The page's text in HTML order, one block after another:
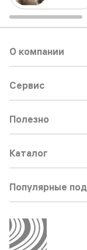
О компании
Сервис
Полезно
Каталог
Популярные